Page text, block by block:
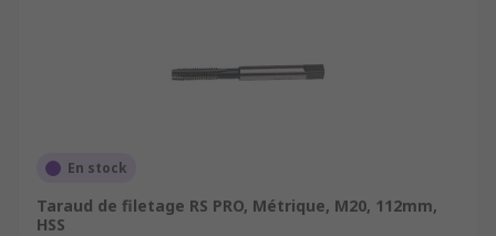
En stock
Taraud de filetage RS PRO, Métrique, M20, 112mm,
HSS